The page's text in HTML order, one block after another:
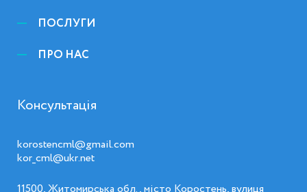
ПОСЛУГИ
ПРО НАС
Консультація
korostencml@gmail.com
kor_cml@ukr.net